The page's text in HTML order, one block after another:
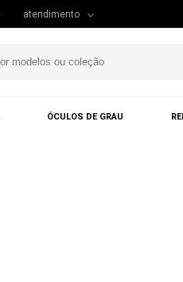
atendimento
ÓCULOS DE GRAU